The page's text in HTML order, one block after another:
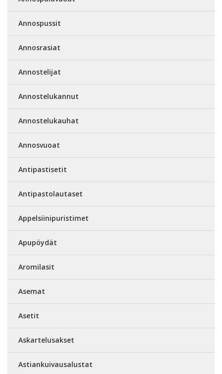
Annospussit
Annosrasiat
Annostelijat
Annostelukannut
Annostelukauhat
Annosvuoat
Antipastisetit
Antipastolautaset
Appelsiinipuristimet
Apupöydät
Aromilasit
Asemat
Asetit
Askartelusakset
Astiankuivausalustat